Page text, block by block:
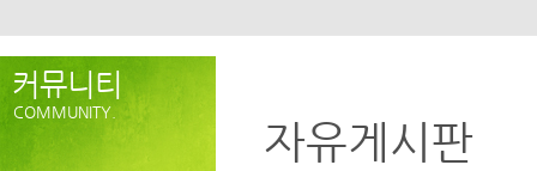
커뮤니티
COMMUNITY.
자유게시판